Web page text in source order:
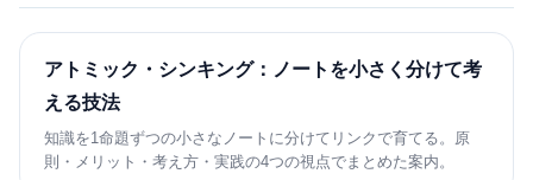
アトミック・シンキング：ノートを小さく分けて考
える技法
知識を1命題ずつの小さなノートに分けてリンクで育てる。原
則・メリット・考え方・実践の4つの視点でまとめた案内。